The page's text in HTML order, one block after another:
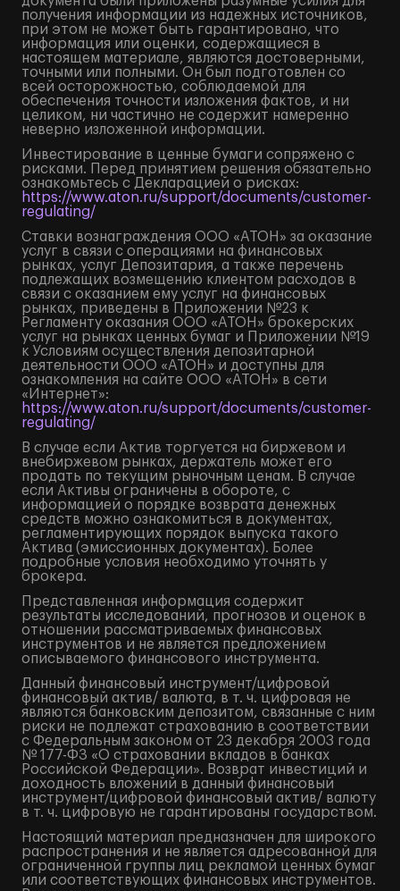
получения информации из надежных источников,
при этом не может быть гарантировано, что
информация или оценки, содержащиеся в
настоящем материале, являются достоверными,
точными или полными. Он был подготовлен со
всей осторожностью, соблюдаемой для
обеспечения точности изложения фактов, и ни
целиком, ни частично не содержит намеренно
неверно изложенной информации.
Инвестирование в ценные бумаги сопряжено с
рисками. Перед принятием решения обязательно
ознакомьтесь с Декларацией о рисках:
https://www.aton.ru/support/documents/customer-
regulating/
Ставки вознаграждения ООО «АТОН» за оказание
услуг в связи с операциями на финансовых
рынках, услуг Депозитария, а также перечень
подлежащих возмещению клиентом расходов в
связи с оказанием ему услуг на финансовых
рынках, приведены в Приложении №23 к
Регламенту оказания ООО «АТОН» брокерских
услуг на рынках ценных бумаг и Приложении №19
к Условиям осуществления депозитарной
деятельности ООО «АТОН» и доступны для
ознакомления на сайте ООО «АТОН» в сети
«Интернет»:
https://www.aton.ru/support/documents/customer-
regulating/
В случае если Актив торгуется на биржевом и
внебиржевом рынках, держатель может его
продать по текущим рыночным ценам. В случае
если Активы ограничены в обороте, с
информацией о порядке возврата денежных
средств можно ознакомиться в документах,
регламентирующих порядок выпуска такого
Актива (эмиссионных документах). Более
подробные условия необходимо уточнять у
брокера.
Представленная информация содержит
результаты исследований, прогнозов и оценок в
отношении рассматриваемых финансовых
инструментов и не является предложением
описываемого финансового инструмента.
Данный финансовый инструмент/цифровой
финансовый актив/ валюта, в т. ч. цифровая не
являются банковским депозитом, связанные с ним
риски не подлежат страхованию в соответствии
с Федеральным законом от 23 декабря 2003 года
№ 177-ФЗ «О страховании вкладов в банках
Российской Федерации». Возврат инвестиций и
доходность вложений в данный финансовый
инструмент/цифровой финансовый актив/ валюту
в т. ч. цифровую не гарантированы государством.
Настоящий материал предназначен для широкого
распространения и не является адресованной для
ограниченной группы лиц рекламой ценных бумаг
или соответствующих финансовых инструментов.